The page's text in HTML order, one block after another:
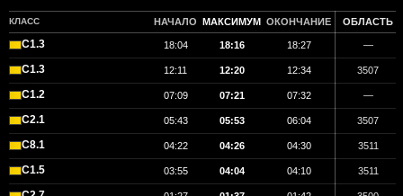
КЛАСС НАЧАЛО МАКСИМУМ ОКОНЧАНИЕ ОБЛАСТЬ
C1.3 18:04 18:16 18:27 —
C1.3 12:11 12:20 12:34 3507
C1.2 07:09 07:21 07:32 —
C2.1 05:43 05:53 06:04 3507
C8.1 04:22 04:26 04:30 3511
C1.5 03:55 04:04 04:10 3511